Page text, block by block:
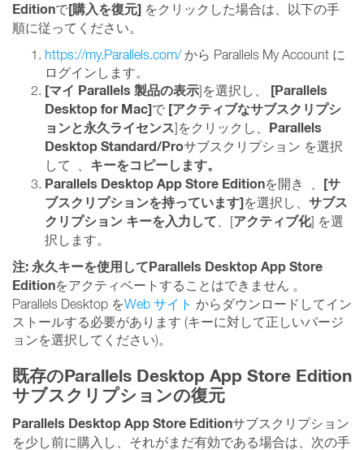
Editionで[購入を復元] をクリックした場合は 、以下の手
順に従ってください。
https://my.Parallels.com/ から Parallels My Account に
ログインします。
[マイ Parallels 製品の表示]を選択し、 [Parallels
Desktop for Mac]で [アクティブなサブスクリプシ
ョンと永久ライセンス]をクリックし
Parallels
Desktop Standard/Proサブスクリプション を選択
して 、 キーをコピーします。
Parallels Desktop App Store Editionを開き
[サ
ブスクリプションを持っています]を選択し、 サブス
クリプション キーを入力して 、[アクティブ化] を選
択します。
注: 永久キーを使用してParallels Desktop App Store
Editionをアクティベートすることはできません 。
Parallels Desktop をWeb サイト からダウンロードしてイン
ストールする必要があります (キーに対して正しいバージ
ョンを選択してください)。
既存のParallels Desktop App Store Edition
サブスクリプションの復元
Parallels Desktop App Store Editionサブスクリプション
を少し前に購入し
、それがまだ有効である場合は、次の手